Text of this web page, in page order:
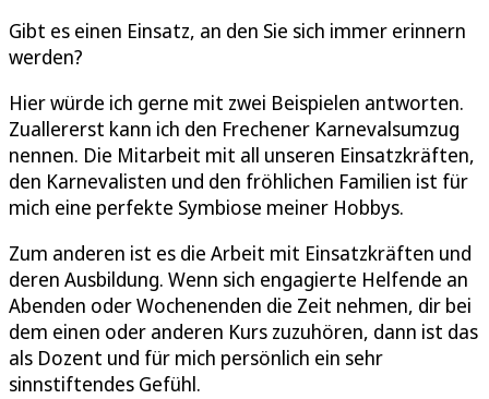
Gibt es einen Einsatz, an den Sie sich immer erinnern
werden?
Hier würde ich gerne mit zwei Beispielen antworten.
Zuallererst kann ich den Frechener Karnevalsumzug
nennen. Die Mitarbeit mit all unseren Einsatzkräften,
den Karnevalisten und den fröhlichen Familien ist für
mich eine perfekte Symbiose meiner Hobbys.
Zum anderen ist es die Arbeit mit Einsatzkräften und
deren Ausbildung. Wenn sich engagierte Helfende an
Abenden oder Wochenenden die Zeit nehmen, dir bei
dem einen oder anderen Kurs zuzuhören, dann ist das
als Dozent und für mich persönlich ein sehr
sinnstiftendes Gefühl.